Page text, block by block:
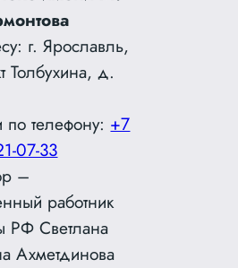
г. Ярославль,
Толбухина, д.
по телефону: +7
07-33
–
работник
РФ Светлана
Ахметдинова